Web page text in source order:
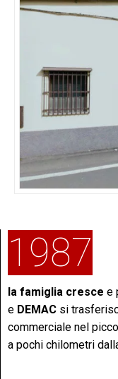
1987
la famiglia cresce e
e DEMAC si
commerciale nel
a pochi chilometri